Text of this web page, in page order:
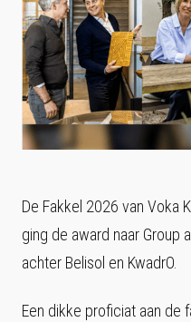
De Fakkel 2026 van Voka
ging de award naar Group
achter Belisol en KwadrO.
Een dikke proficiat aan de